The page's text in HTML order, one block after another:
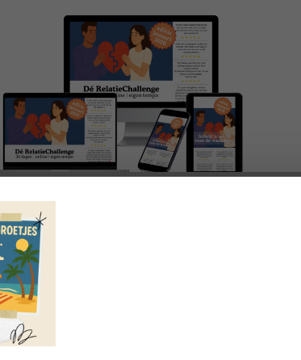
RelatieChallenge
dagen een betere relatie, leukere sfeer
én je meer gehoord en begrepen voelen;
is Dé RelatieChallenge!
starten slechts twee keer per jaar:
oktober 2026
jullie niet in de Holiday-Relatie-Dip!